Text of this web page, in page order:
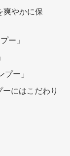
爽やかに保
ー」
ー」
にはこだわり